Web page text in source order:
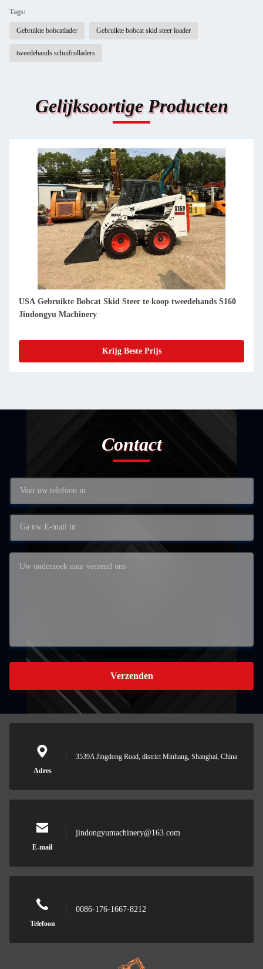
Tags:
Gebruikte bobcatlader Gebruikte bobcat skid steer loader
tweedehands schuifrolladers
Gelijksoortige Producten
USA Gebruikte Bobcat Skid Steer te koop tweedehands S550
Jindongyu Machinery
Krijg Beste Prijs
Contact
Verzenden
Adres
3539A Jingdong Road, district Minhang, Shanghai, China
E-mail
jindongyumachinery@163.com
Telefoon
0086-176-1667-8212